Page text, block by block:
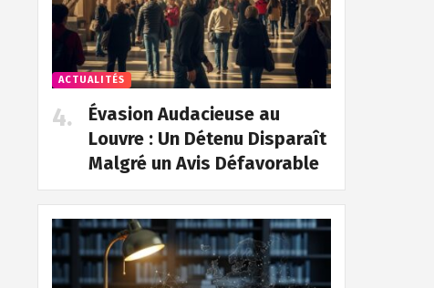
ACTUALITÉS
Évasion Audacieuse au
Louvre : Un Détenu Disparaît
Malgré un Avis Défavorable